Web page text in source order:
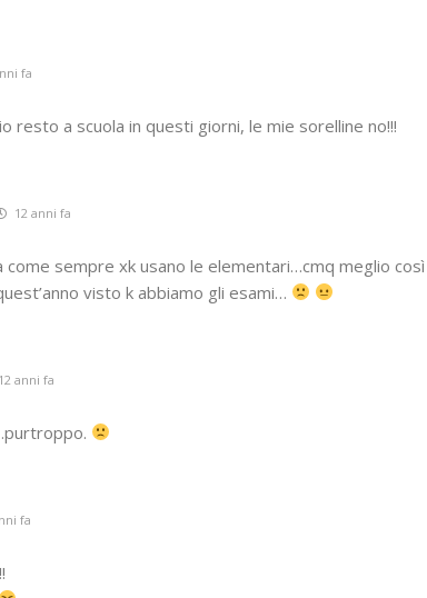
fa
io resto a scuola in questi giorni, le mie sorelline no!!!
12 anni fa
come sempre xk usano le elementari…cmq meglio
visto k abbiamo gli esami…
12 anni fa
fa